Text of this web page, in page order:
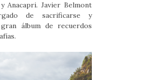
Anacapri. Javier Belmont
de sacrificarse y
álbum de recuerdos